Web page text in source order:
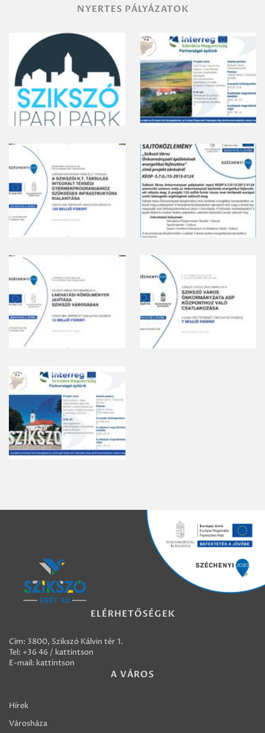
NYERTES PÁLYÁZATOK
ELÉRHETŐSÉGEK
Cím: 3800, Szikszó Kálvin tér 1.
Tel: +36 46 / kattintson
E-mail: kattintson
A VÁROS
Hírek
Városháza